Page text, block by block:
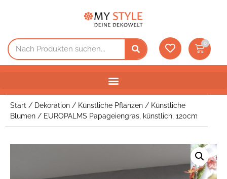
0
Start / Dekoration / Künstliche Pflanzen / Künstliche
Blumen / EUROPALMS Papageiengras, künstlich, 120cm